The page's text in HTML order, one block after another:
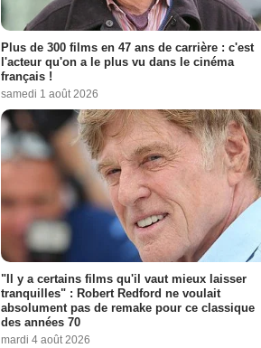
Plus de 300 films en 47 ans de carrière : c'est
l'acteur qu'on a le plus vu dans le cinéma
français !
samedi 1 août 2026
"Il y a certains films qu'il vaut mieux laisser
tranquilles" : Robert Redford ne voulait
absolument pas de remake pour ce classique
des années 70
mardi 4 août 2026